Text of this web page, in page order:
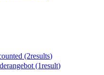
(2results)
(1result)